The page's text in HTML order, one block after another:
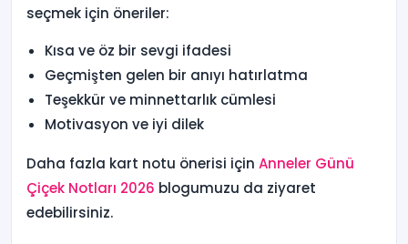
seçmek için öneriler:
Kısa ve öz bir sevgi ifadesi
Geçmişten gelen bir anıyı hatırlatma
Teşekkür ve minnettarlık cümlesi
Motivasyon ve iyi dilek
Daha fazla kart notu önerisi için Anneler Günü
Çiçek Notları 2026 blogumuzu da ziyaret
edebilirsiniz.